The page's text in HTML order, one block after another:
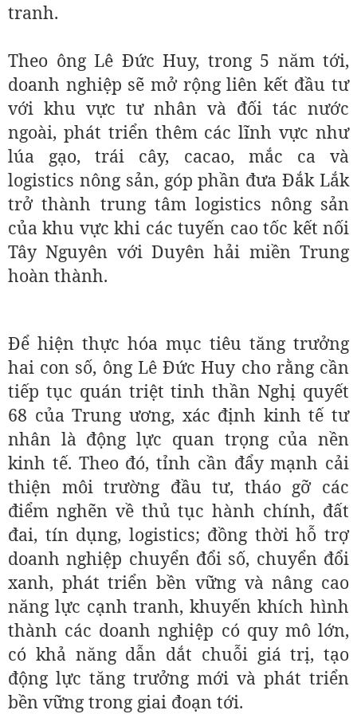
tranh.
Theo ông Lê Đức Huy, trong 5 năm tới,
doanh nghiệp sẽ mở rộng liên kết đầu tư
với khu vực tư nhân và đối tác nước
ngoài, phát triển thêm các lĩnh vực như
lúa gạo, trái cây, cacao, mắc ca và
logistics nông sản, góp phần đưa Đắk Lắk
trở thành trung tâm logistics nông sản
của khu vực khi các tuyến cao tốc kết nối
Tây Nguyên với Duyên hải miền Trung
hoàn thành.
Để hiện thực hóa mục tiêu tăng trưởng
hai con số, ông Lê Đức Huy cho rằng cần
tiếp tục quán triệt tinh thần Nghị quyết
68 của Trung ương, xác định kinh tế tư
nhân là động lực quan trọng của nền
kinh tế. Theo đó, tỉnh cần đẩy mạnh cải
thiện môi trường đầu tư, tháo gỡ các
điểm nghẽn về thủ tục hành chính, đất
đai, tín dụng, logistics; đồng thời hỗ trợ
doanh nghiệp chuyển đổi số, chuyển đổi
xanh, phát triển bền vững và nâng cao
năng lực cạnh tranh, khuyến khích hình
thành các doanh nghiệp có quy mô lớn,
có khả năng dẫn dắt chuỗi giá trị, tạo
động lực tăng trưởng mới và phát triển
bền vững trong giai đoạn tới.